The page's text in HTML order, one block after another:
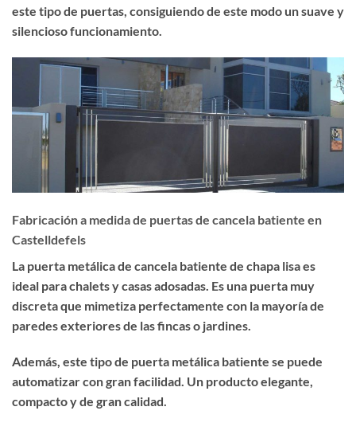
este tipo de puertas, consiguiendo de este modo un suave y
silencioso funcionamiento.
Fabricación a medida de puertas de cancela batiente en
Castelldefels
La puerta metálica de cancela batiente de chapa lisa es
ideal para chalets y casas adosadas . Es una puerta muy
discreta que mimetiza perfectamente con la mayoría de
paredes exteriores de las fincas o jardines.
Además, este tipo de puerta metálica batiente se puede
automatizar con gran facilidad. Un productoelegante,
compacto y de gran calidad.